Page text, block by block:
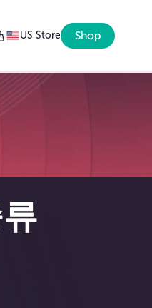
US Store Shop